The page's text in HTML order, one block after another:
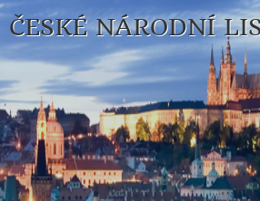
ČESKÉ NÁRODNÍ